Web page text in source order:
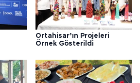
Ortahisar’ın Projeleri
Örnek Gösterildi